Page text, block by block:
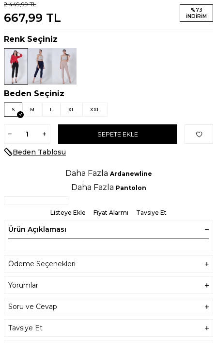
2.449,99TL
667,99 TL
%73
İNDIRIM
Renk Seçiniz
Beden Seçiniz
S M L XL XXL
SEPETE EKLE
Beden Tablosu
Daha Fazla Ardanewline
Daha Fazla Pantolon
Listeye Ekle Fiyat Alarmı Tavsiye Et
Ürün Açıklaması
Ödeme Seçenekleri
Yorumlar
Soru ve Cevap
Tavsiye Et